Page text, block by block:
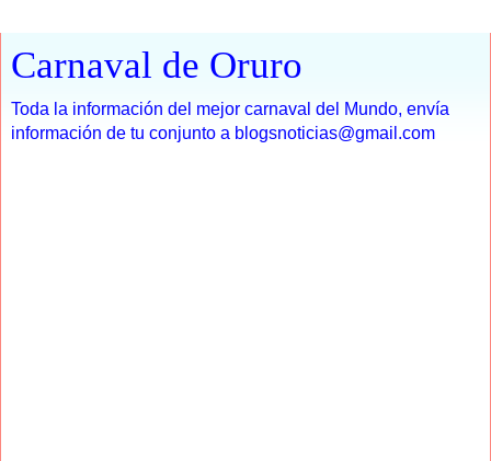
Carnaval de Oruro
Toda la información del mejor carnaval del Mundo, envía
información de tu conjunto a blogsnoticias@gmail.com